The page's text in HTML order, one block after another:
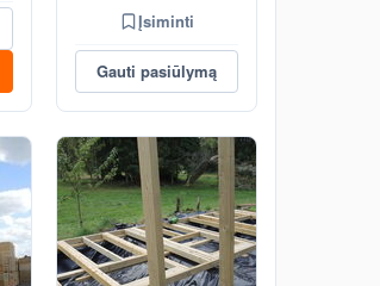
Įsiminti
Gauti pasiūlymą